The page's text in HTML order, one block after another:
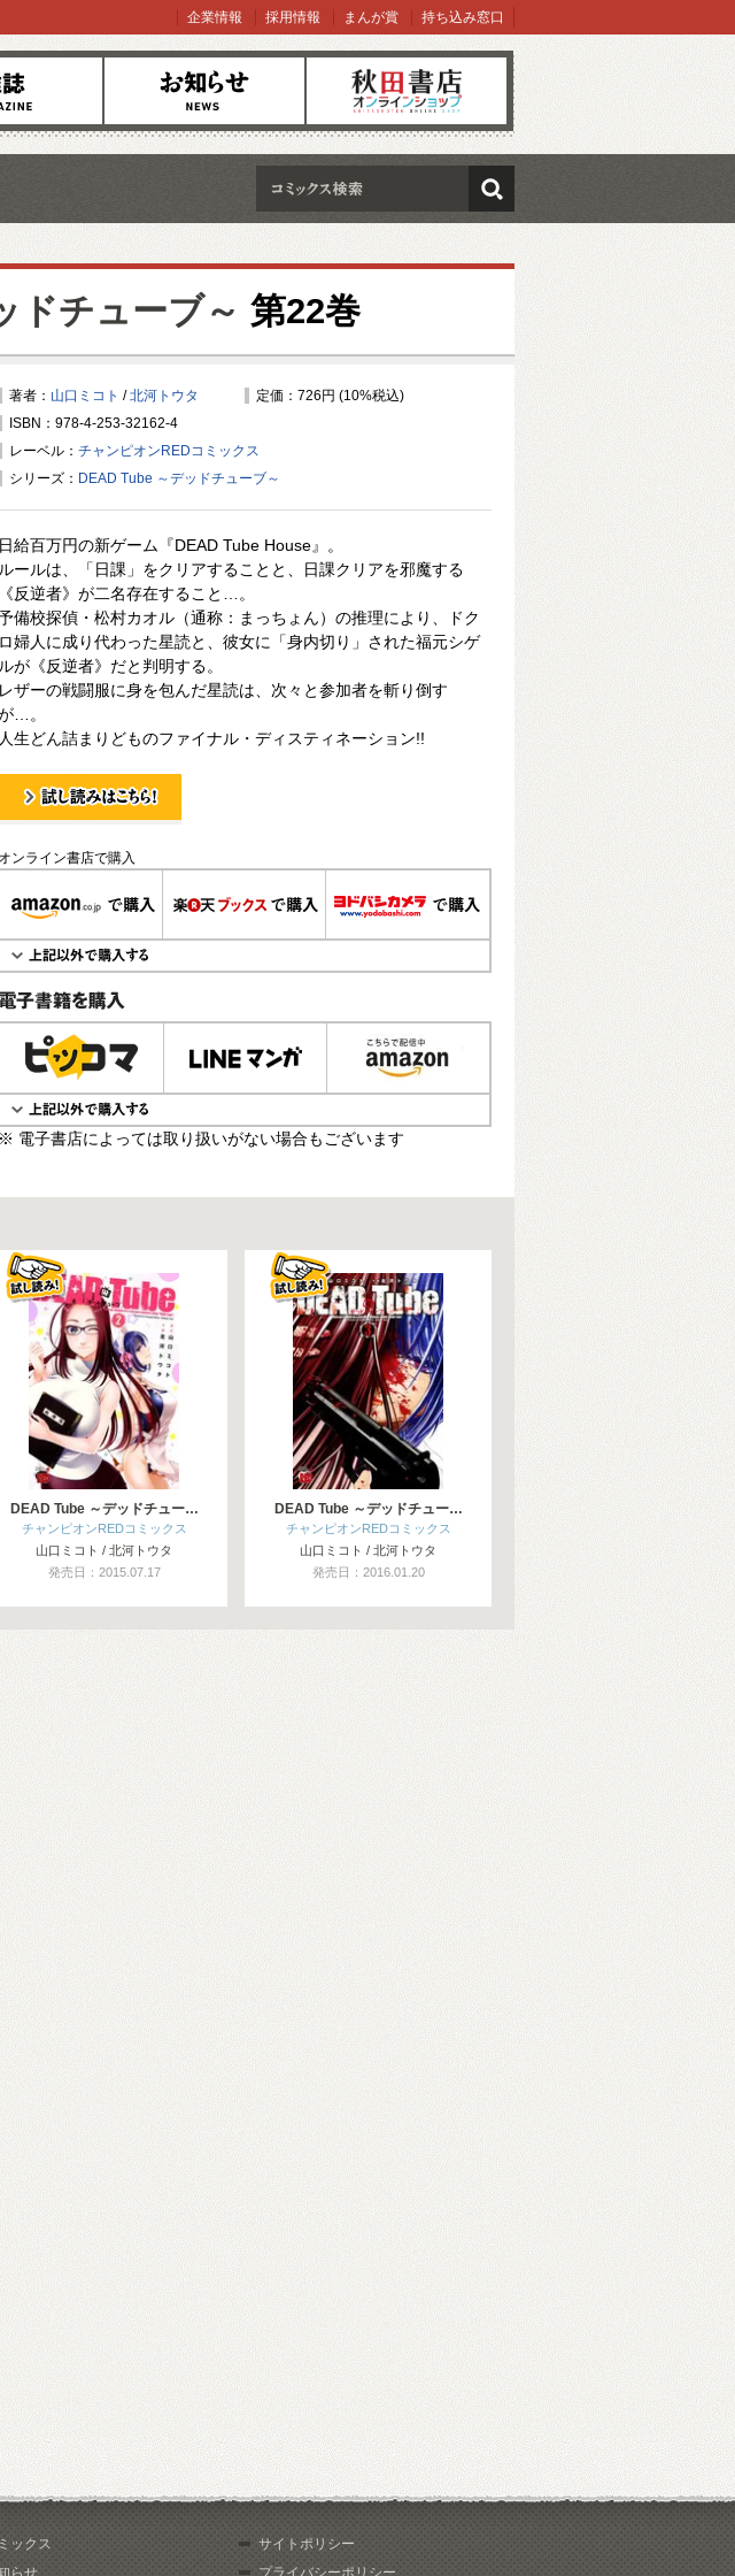
お知らせ オンラインショップ
企業情報 採用情報 まんが賞 持ち込み窓口
検索
ドチューブ～ 第22巻
著者： 山口ミコト /北河トウタ
定価：726円 (10%税込)
ISBN：978-4-253-32162-4
レーベル： チャンピオンREDコミックス
シリーズ： DEAD Tube ～デッドチューブ～
日給百万円の新ゲーム『DEAD Tube House』。
ルールは、「日課」をクリアすることと、日課クリアを邪魔する
《反逆者》が二名存在すること…。
備校探偵・松村カオル（通称：まっちょん）の推理により、ドク
ロ婦人に成り代わった星読と、彼女に「身内切り」された福元シゲ
ルが《反逆者》だと判明する。
レザーの戦闘服に身を包んだ星読は、次々と参加者を斬り倒す
…。
人生どん詰まりどものファイナル・ディスティネーション!!
オンライン書店で購入
子書籍で購入
※ 電子書店によっては取り扱いがない場合もございます
DEAD Tube ～デッドチュー…
チャンピオンREDコミックス
山口ミコト / 北河トウタ
発売日：2015.07.17
DEAD Tube ～デッドチュー…
チャンピオンREDコミックス
山口ミコト / 北河トウタ
発売日：2016.01.20
ックス
らせ
サイトポリシー
プライバシーポリシー